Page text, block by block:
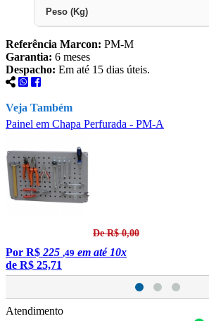
Peso (Kg)
Referência Marcon: PM-M
Garantia: 6 meses
Despacho: Em até 15 dias úteis.
Veja Também
Painel em Chapa Perfurada - PM-A
De R$ 0,00
Por R$ 225 ,49 em até 10x
de R$ 25,71
Atendimento